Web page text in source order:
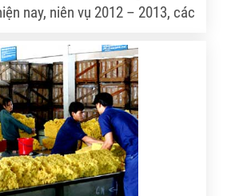
nay, niên vụ 2012 – 2013, các
trở lên.